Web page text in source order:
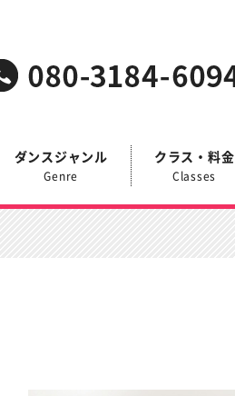
ダンスジャンル
Genre
クラス・料金
Classes